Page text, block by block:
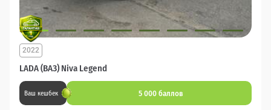
LADA (ВАЗ) Niva Legend
2022
Ваш кешбек 5 000 баллов